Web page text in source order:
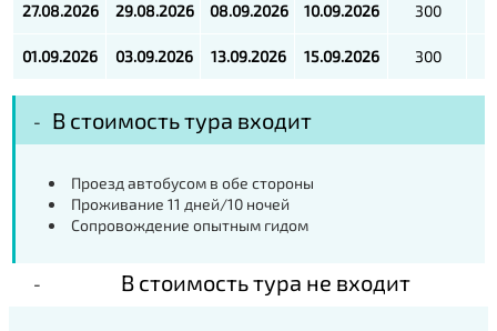
27.08.2026 29.08.2026 08.09.2026 10.09.2026 300
01.09.2026 03.09.2026 13.09.2026 15.09.2026 300
В стоимость тура входит
Проезд автобусом в обе стороны
Проживание 11 дней/10 ночей
Сопровождение опытным гидом
В стоимость тура не входит